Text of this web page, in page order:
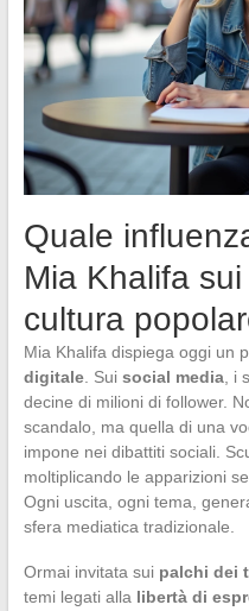
Quale
Mia Khalifa
cultura
Mia Khalifa dispiega oggi un
digitale. Sui social media, i
decine di milioni di follower.
scandalo, ma quella di una
impone nei dibattiti sociali.
moltiplicando le apparizioni
Ogni uscita, ogni tema,
sfera mediatica tradizionale.
Ormai invitata sui palchi dei
temi legati alla libertà di